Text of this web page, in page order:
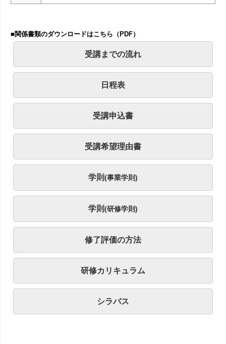
■関係書類のダウンロードはこちら（PDF）
受講までの流れ
日程表
受講申込書
受講希望理由書
学則(事業学則)
学則(研修学則)
修了評価の方法
研修カリキュラム
シラバス